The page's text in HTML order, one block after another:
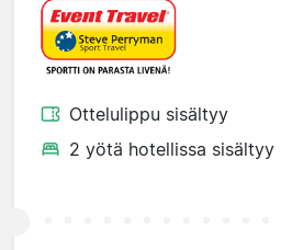
Ottelulippu sisältyy
2 yötä hotellissa sisältyy